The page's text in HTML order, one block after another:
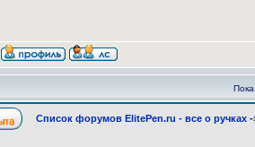
Список форумов ElitePen.ru - все о ручках